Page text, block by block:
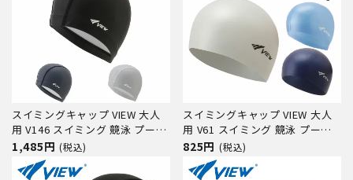
スイミングキャップ VIEW 大人
用 V146 スイミング 競泳 プール
水泳 男女兼用 ジム フィットネ
1,485円 (税込)
スイミングキャップ VIEW 大人
用 V61 スイミング 競泳 プール
水泳 男女兼用 ジム フィットネ
825円 (税込)